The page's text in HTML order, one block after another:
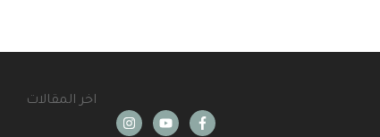
اخر المقالات